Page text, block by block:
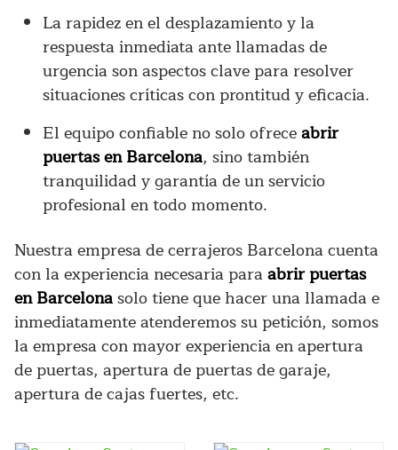
La rapidez en el desplazamiento y la
respuesta inmediata ante llamadas de
urgencia son aspectos clave para resolver
situaciones críticas con prontitud y eficacia.
El equipo confiable no solo ofreceabrir
puertas en Barcelona, sino también
tranquilidad y garantía de un servicio
profesional en todo momento.
Nuestra empresa de cerrajeros Barcelona cuenta
con la experiencia necesaria paraabrir puertas
en Barcelonasolo tiene que hacer una llamada e
inmediatamente atenderemos su petición, somos
la empresa con mayor experiencia en apertura
de puertas, apertura de puertas de garaje,
apertura de cajas fuertes, etc.